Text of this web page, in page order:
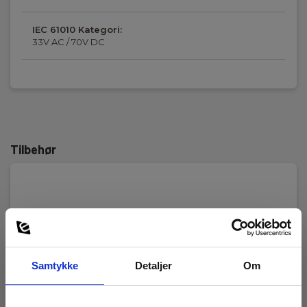
Samtykke Detaljer Om
IEC 61010 Kategori:
33V AC / 70V DC
Tilbehør